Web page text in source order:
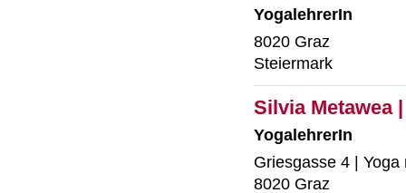
YogalehrerIn
8020 Graz
Steiermark
Silvia Metawea
YogalehrerIn
Griesgasse 4 |
8020 Graz